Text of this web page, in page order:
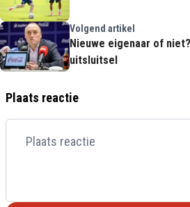
Volgend artikel
Nieuwe eigenaar of
uitsluitsel
Plaats reactie